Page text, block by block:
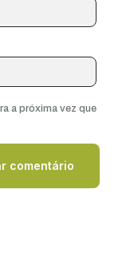
a próxima vez que